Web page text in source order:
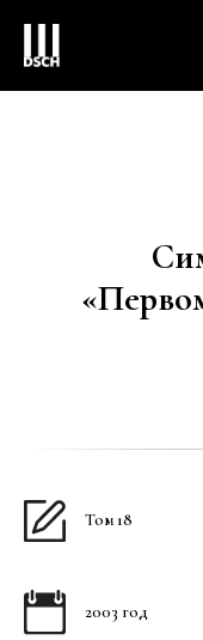
Том 18
2003 год